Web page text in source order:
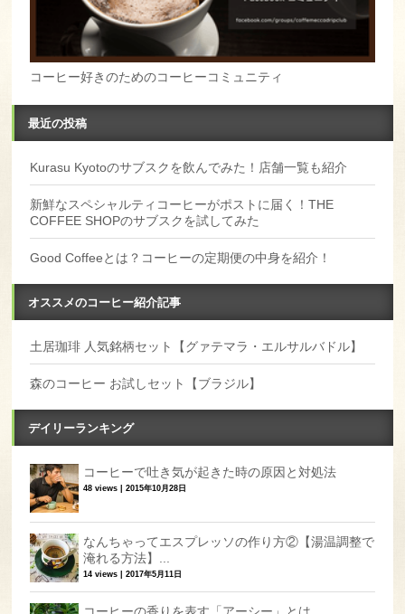
コーヒー好きのためのコーヒーコミュニティ
最近の投稿
Kurasu Kyotoのサブスクを飲んでみた！店舗一覧も紹介
新鮮なスペシャルティコーヒーがポストに届く！THE
COFFEE SHOPのサブスクを試してみた
Good Coffeeとは？コーヒーの定期便の中身を紹介！
オススメのコーヒー紹介記事
土居珈琲 人気銘柄セット【グァテマラ・エルサルバドル】
森のコーヒー お試しセット【ブラジル】
デイリーランキング
コーヒーで吐き気が起きた時の原因と対処法
48 views |2015年10月28日
なんちゃってエスプレッソの作り方②【湯温調整で
淹れる方法】...
14 views |2017年5月11日